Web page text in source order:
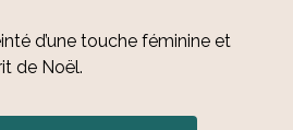
d’une touche féminine et
de Noël.